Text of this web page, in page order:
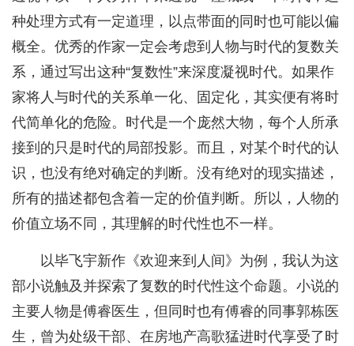
种处理方式有一定道理，以点带面的同时也可能以偏
概全。优秀的作家一定会考虑到人物与时代的复数关
系，通过写出这种“复数性”来深度凝视时代。如果作
家将人与时代的关系单一化、固定化，其实便有将时
代简单化的危险。时代是一个庞然大物，每个人所承
接到的只是时代的局部投影。而且，对某个时代的认
识，也没有绝对确定的判断。没有绝对的现实描述，
所有的描述都包含着一定的价值判断。所以，人物的
价值立场不同，其理解的时代性也不一样。
以毕飞宇新作《欢迎来到人间》为例，我认为这
部小说触及并探索了复数的时代性这个命题。小说的
主要人物是傅睿医生，但同时也有傅睿的同事郭栋医
生，曾为处级干部、在房地产高歌猛进时代享受了时